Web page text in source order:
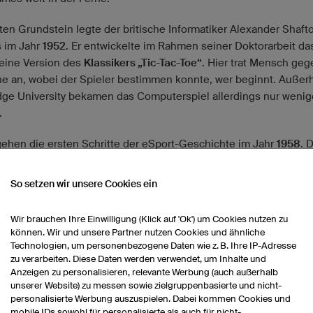
Grundstein legte der britische Informatiker Alexander Shafto
im Jahr 1952. Er entwickelte im Rahmen seiner Doktorarbeit
Version des Klassikers „Tic-Tac-Toe“. Hier trat Mensch
an, wobei der Spieler bestimmen konnte, wer beginnt.
University bekamen das Computerspiel allerdings nur
die ersten Schritte der eSport-Geschichte im Jahr 1958.
Physiker William Higinbotham suchte nach einer
am Tag der offenen Tür des „Brookhaven National
Mit Erfolg: Das
zwei
Besucher reihten sich in die Warteschlange ein, um die
Gespielt wurde mit frühen Versionen des Joysticks,
analogen Computer und einem elektronischen Messgerät
als Bildschirm.
So setzen wir unsere Cookies ein
Wir brauchen Ihre Einwilligung (Klick auf 'Ok') um Cookies nutzen zu
können. Wir und unsere Partner nutzen Cookies und ähnliche
Technologien, um personenbezogene Daten wie z. B. Ihre IP-Adresse
zu verarbeiten. Diese Daten werden verwendet, um Inhalte und
Anzeigen zu personalisieren, relevante Werbung (auch außerhalb
unserer Website) zu messen sowie zielgruppenbasierte und nicht-
personalisierte Werbung auszuspielen. Dabei kommen Cookies und